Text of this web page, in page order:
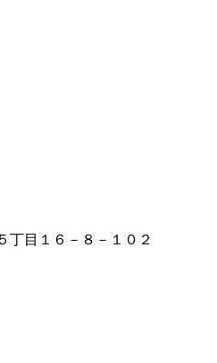
丁目１６－８－１０２